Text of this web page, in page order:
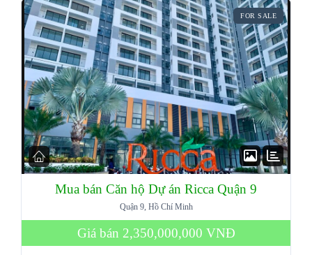
FOR SALE
Mua bán Căn hộ Dự án Ricca Quận 9
Quận 9, Hồ Chí Minh
Giá bán 2,350,000,000 VNĐ